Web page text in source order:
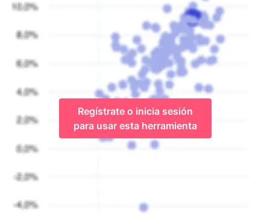
Regístrate o inicia sesión
para usar esta herramienta